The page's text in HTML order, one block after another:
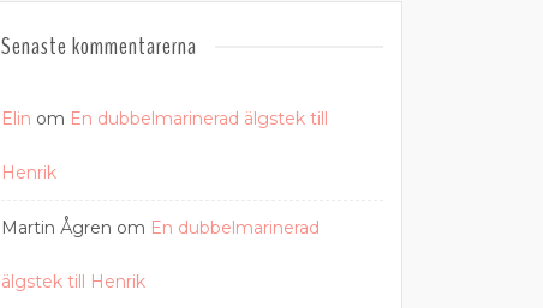
Senaste kommentarerna
Elin om En dubbelmarinerad älgstek till
Henrik
Martin Ågren om En dubbelmarinerad
älgstek till Henrik